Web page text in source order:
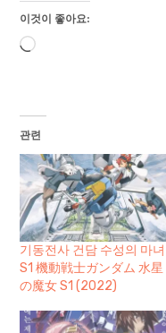
이것이 좋아요:
로
관련
기동전사 건담 수성의 마녀
S1 機動戦士ガンダム 水星
の魔女 S1 (2022)